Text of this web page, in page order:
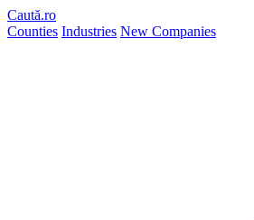
Caută.ro
Counties Industries New Companies